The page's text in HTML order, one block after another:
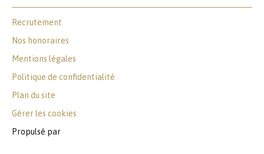
Recrutement
Nos honoraires
Mentions légales
Politique de confidentialité
Plan du site
Gérer les cookies
Propulsé par